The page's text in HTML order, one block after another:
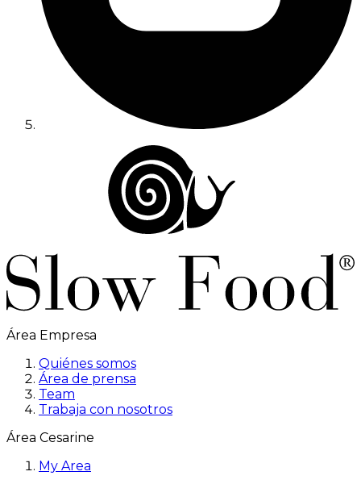
Área Empresa
Quiénes somos
Área de prensa
Team
Trabaja con nosotros
Área Cesarine
My Area